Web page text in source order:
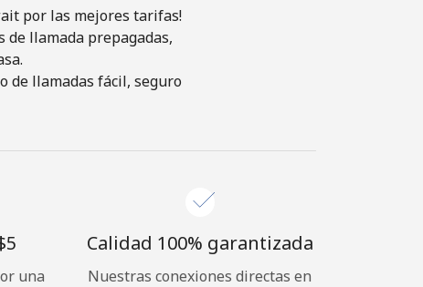
por las mejores tarifas!
de llamada prepagadas,
de llamadas fácil, seguro
una
Calidad 100% garantizada
Nuestras conexiones directas en